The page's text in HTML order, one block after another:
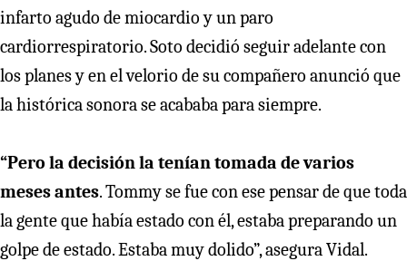
infarto agudo de miocardio y un paro
cardiorrespiratorio. Soto decidió seguir adelante con
los planes y en el velorio de su compañero anunció que
la histórica sonora se acababa para siempre.
“Pero la decisión la tenían tomada de varios
meses antes. Tommy se fue con ese pensar de que toda
la gente que había estado con él, estaba preparando un
golpe de estado. Estaba muy dolido”, asegura Vidal.